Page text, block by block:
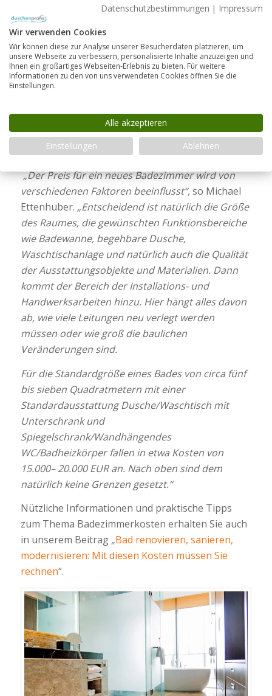
Mit welchen Kosten sollte ich bei
einem Badezimmerumzug ungefähr
rechnen?
Bei der Planung des Badezimmerumzugs spielt
natürlich auch der Kostenaspekt eine tragende
Rolle. Grundsätzlich hängt der Preis individuell von
Gestaltungswünschen ab und kann erst beim
persönlichen Planungsgespräch endgültig
festgelegt werden.
„Der Preis für ein neues Badezimmer wird von
verschiedenen Faktoren beeinflusst“,so Michael
Ettenhuber. „Entscheidend ist natürlich die Größe
des Raumes, die gewünschten Funktionsbereiche
wie Badewanne, begehbare Dusche,
Waschtischanlage und natürlich auch die Qualität
der Ausstattungsobjekte und Materialien. Dann
kommt der Bereich der Installations- und
Handwerksarbeiten hinzu. Hier hängt alles davon
ab, wie viele Leitungen neu verlegt werden
müssen oder wie groß die baulichen
Veränderungen sind.
Für die Standardgröße eines Bades von circa fünf
bis sieben Quadratmetern mit einer
Standardausstattung Dusche/Waschtisch mit
Unterschrank und
Spiegelschrank/Wandhängendes
WC/Badheizkörper fallen in etwa Kosten von
15.000– 20.000 EUR an. Nach oben sind dem
natürlich keine Grenzen gesetzt.“
Nützliche Informationen und praktische Tipps
zum Thema Badezimmerkosten erhalten Sie auch
in unserem Beitrag „Bad renovieren, sanieren,
modernisieren: Mit diesen Kosten müssen Sie
rechnen“.
Datenschutzbestimmungen | Impressum
Wir verwenden Cookies
Wir können diese zur Analyse unserer Besucherdaten platzieren, um
unsere Webseite zu verbessern, personalisierte Inhalte anzuzeigen und
Ihnen ein großartiges Webseiten-Erlebnis zu bieten. Für weitere
Informationen zu den von uns verwendeten Cookies öffnen Sie die
Einstellungen.
Alle akzeptieren
Einstellungen
Ablehnen